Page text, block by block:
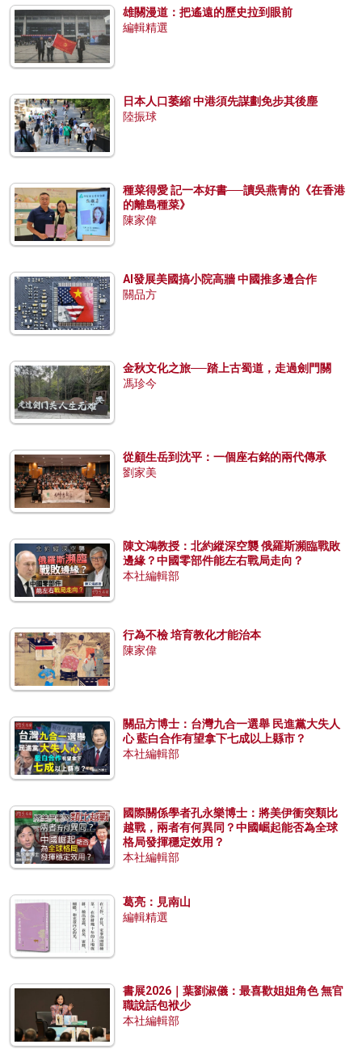
雄關漫道：把遙遠的歷史拉到眼前
編輯精選
日本人口萎縮 中港須先謀劃免步其後塵
陸振球
種菜得愛 記一本好書──讀吳燕青的《在香港
的離島種菜》
陳家偉
AI發展美國搞小院高牆 中國推多邊合作
關品方
金秋文化之旅──踏上古蜀道，走過劍門關
馮珍今
從顧生岳到沈平：一個座右銘的兩代傳承
劉家美
陳文鴻教授：北約縱深空襲 俄羅斯瀕臨戰敗
邊緣？中國零部件能左右戰局走向？
本社編輯部
行為不檢 培育教化才能治本
陳家偉
關品方博士：台灣九合一選舉 民進黨大失人
心 藍白合作有望拿下七成以上縣市？
本社編輯部
國際關係學者孔永樂博士：將美伊衝突類比
越戰，兩者有何異同？中國崛起能否為全球
格局發揮穩定效用？
本社編輯部
葛亮：見南山
編輯精選
書展2026｜葉劉淑儀：最喜歡姐姐角色 無官
職說話包袱少
本社編輯部